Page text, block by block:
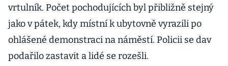
vrtulník. Počet pochodujících byl přibližně stejný
jako v pátek, kdy místní k ubytovně vyrazili po
ohlášené demonstraci na náměstí. Policii se dav
podařilo zastavit a lidé se rozešli.